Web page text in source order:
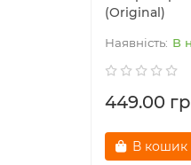
(Original)
В
449.00
В кошик